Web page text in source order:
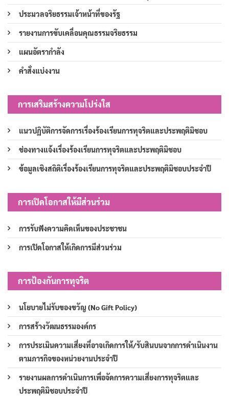
ประมวลจริยธรรมเจ้าหน้าที่ของรัฐ
รายงานการขับเคลื่อนคุณธรรมจริยธรรม
แผนอัตรากำลัง
คำสั่งแบ่งงาน
การเสริมสร้างความโปร่งใส
แนวปฏิบัติการจัดการเรื่องร้องเรียนการทุจริตและประพฤติมิชอบ
ช่องทางแจ้งเรื่องร้องเรียนการทุจริตและประพฤติมิชอบ
ข้อมูลเชิงสถิติเรื่องร้องเรียนการทุจริตและประพฤติมิชอบประจำปี
การเปิดโอกาสให้มีส่วนร่วม
การรับฟังความคิดเห็นของประชาชน
การเปิดโอกาสให้เกิดการมีส่วนร่วม
การป้องกันการทุจริต
นโยบายไม่รับของขวัญ (No Gift Policy)
การสร้างวัฒนธรรมองค์กร
การประเมินความเสี่ยงที่อาจเกิดการให้/รับสินบนจากการดำเนินงาน
ตามภารกิจของหน่วยงานประจำปี
รายงานผลการดำเนินการเพื่อจัดการความเสี่ยงการทุจริตและ
ประพฤติมิชอบประจำปี